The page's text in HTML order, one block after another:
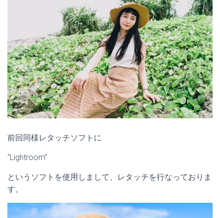
前回同様レタッチソフトに
“Lightroom”
というソフトを使用しまして、レタッチを行なっておりま
す。